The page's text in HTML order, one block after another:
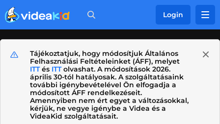
Login
Tájékoztatjuk, hogy módosítjuk Általános
Felhasználási Feltételeinket (ÁFF), melyet
ITTés ITTolvashat. A módosítások 2026.
április 30-tól hatályosak. A szolgáltatásaink
további igénybevételével Ön elfogadja a
módosított ÁFF rendelkezéseit.
Amennyiben nem ért egyet a változásokkal,
kérjük, ne vegye igénybe a Videa és a
VideaKid szolgáltatásait.